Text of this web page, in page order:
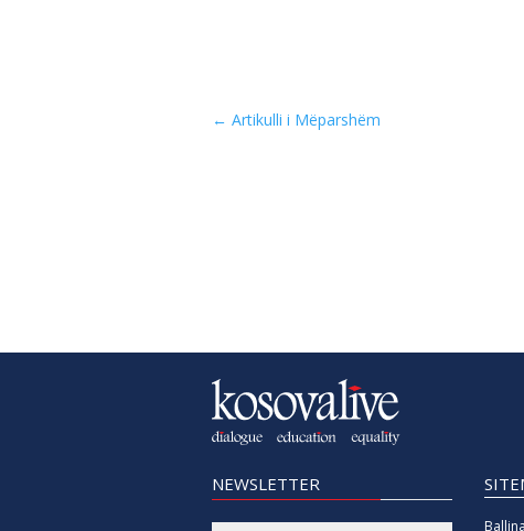
← Artikulli i Mëparshëm
NEWSLETTER
Ballina